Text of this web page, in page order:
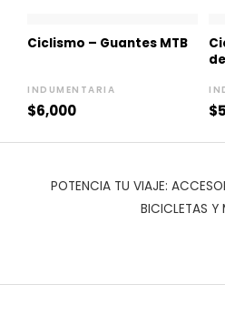
Ciclismo – Guantes MTB
INDUMENTARIA
$6,000 $
POTENCIA TU VIAJE:
BICICLETAS Y